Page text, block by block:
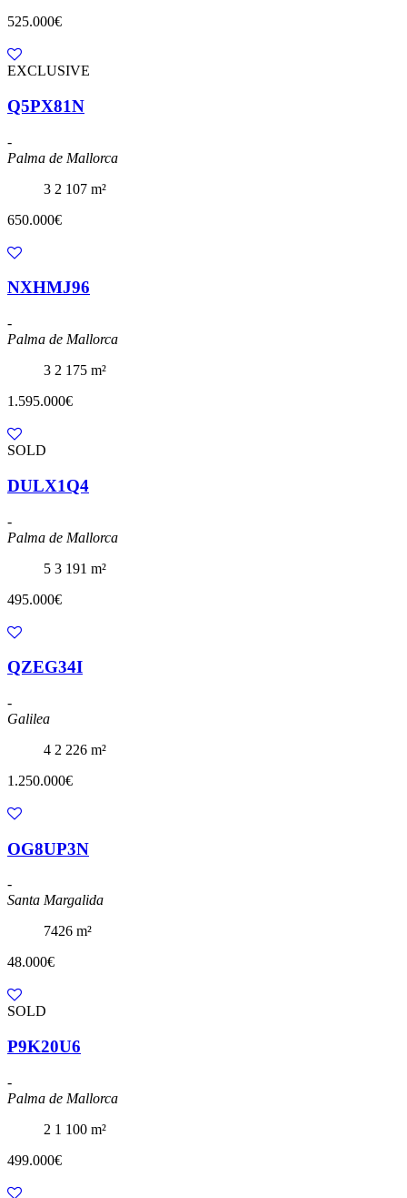
525.000€
EXCLUSIVE
Q5PX81N
-
Palma de Mallorca
3 2 107 m²
650.000€
NXHMJ96
-
Palma de Mallorca
3 2 175 m²
1.595.000€
SOLD
DULX1Q4
-
Palma de Mallorca
5 3 191 m²
495.000€
QZEG34I
-
Galilea
4 2 226 m²
1.250.000€
OG8UP3N
-
Santa Margalida
7426 m²
48.000€
SOLD
P9K20U6
-
Palma de Mallorca
2 1 100 m²
499.000€